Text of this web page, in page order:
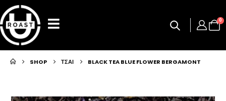
0
SHOP ΤΣΑΙ BLACK TEA BLUE FLOWER BERGAMONT